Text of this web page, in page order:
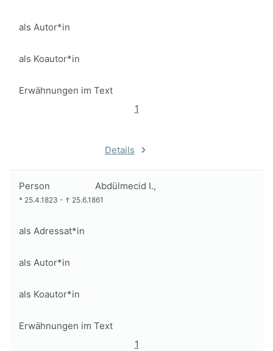
als Autor*in
als Koautor*in
Erwähnungen im Text
1
Details
Person Abdülmecid I.,
* 25.4.1823 - † 25.6.1861
als Adressat*in
als Autor*in
als Koautor*in
Erwähnungen im Text
1